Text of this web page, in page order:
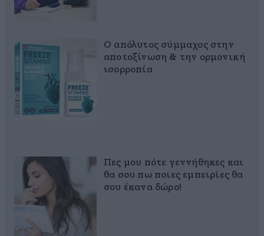
Ο απόλυτος σύμμαχος στην
αποτοξίνωση & την ορμονική
ισορροπία
Πες μου πότε γεννήθηκες και
θα σου πω ποιες εμπειρίες θα
σου έκανα δώρο!